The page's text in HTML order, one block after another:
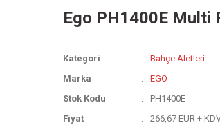
Ego PH1400E Multi
Kategori
Bahçe Aletleri
Marka
EGO
Stok Kodu
PH1400E
Fiyat
266,67 EUR +